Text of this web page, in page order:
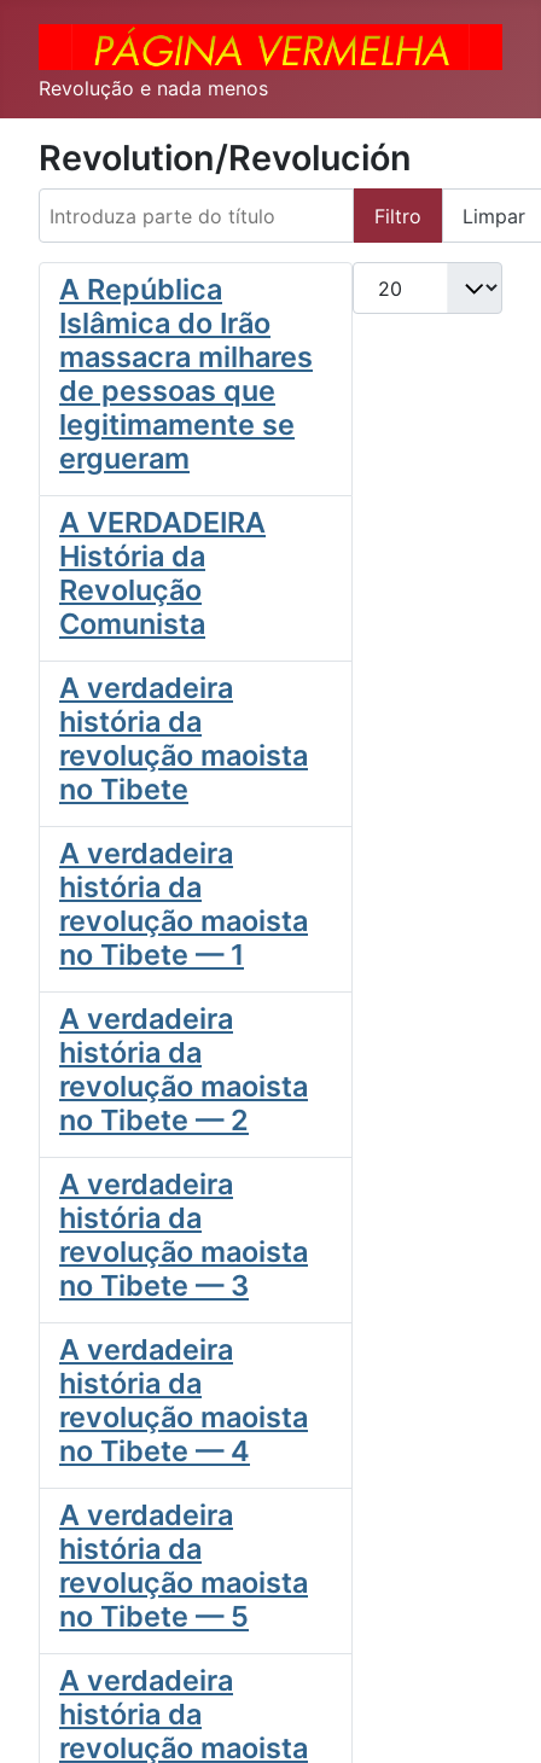
Revolução e nada menos
Revolution/Revolución
Introduza parte do título
Filtro Limpar
Qtd. a exibir
A República
Islâmica do Irão
massacra milhares
de pessoas que
legitimamente se
ergueram
A VERDADEIRA
História da
Revolução
Comunista
A verdadeira
história da
revolução maoista
no Tibete
A verdadeira
história da
revolução maoista
no Tibete — 1
A verdadeira
história da
revolução maoista
no Tibete — 2
A verdadeira
história da
revolução maoista
no Tibete — 3
A verdadeira
história da
revolução maoista
no Tibete — 4
A verdadeira
história da
revolução maoista
no Tibete — 5
A verdadeira
história da
revolução maoista